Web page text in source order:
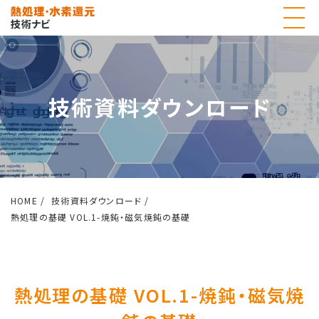
技術資料ダウンロード
HOME
技術資料ダウンロード
熱処理の基礎 VOL.1-焼鈍・磁気焼鈍の基礎
熱処理の基礎 VOL.1-焼鈍・磁気焼